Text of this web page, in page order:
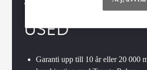
TOYOTA
USED
Garanti upp till 10 år eller 20 000